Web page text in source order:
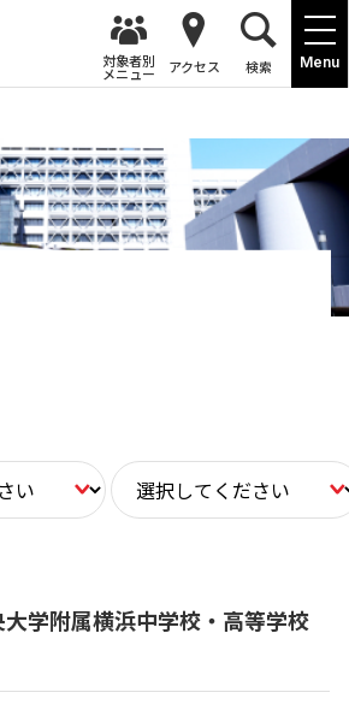
Menu
対象者別
メニュー アクセス 検索
学附属横浜中学校・高等学校